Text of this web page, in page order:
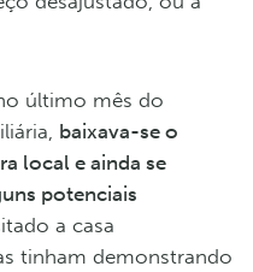
último mês do
baixava-se o
local e ainda se
potenciais
a casa
tinham demonstrando